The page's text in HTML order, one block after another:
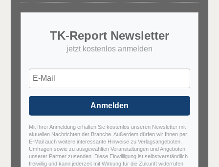
TK-Report Newsletter
jetzt kostenlos anmelden
Anmelden
Mit Ihrer Anmeldung erhalten Sie kostenlos unseren Newsletter mit
aktuellen Nachrichten der Branche. Außerdem dürfen wir Ihnen per
E-Mail auch weitere interessante Hinweise zu Verlagsangeboten,
Umfragen sowie zu ausgewählten Veranstaltungen und Angeboten
unserer Partner zusenden. Diese Einwilligung ist selbstverständlich
freiwillig und kann jederzeit mit Wirkung für die Zukunft widerrufen